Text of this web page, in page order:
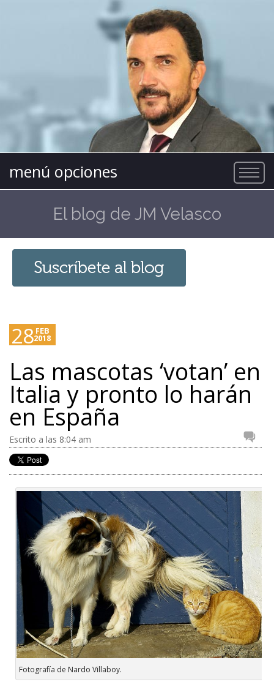
menú opciones
El blog de JM Velasco
28 FEB
2018
Las mascotas ‘votan’ en
Italia y pronto lo harán
en España
Escrito a las 8:04 am
Fotografía de Nardo Villaboy.